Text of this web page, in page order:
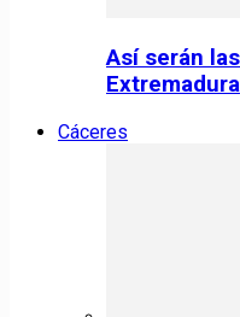
Así serán
Extremadura
Cáceres